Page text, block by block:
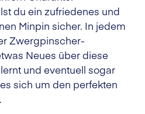
du ein zufriedenes und
Minpin sicher. In jedem
Zwergpinscher-
Neues über diese
und eventuell sogar
sich um den perfekten